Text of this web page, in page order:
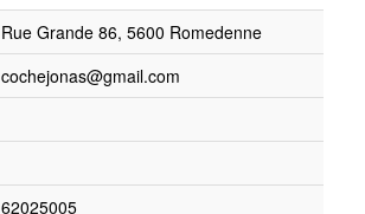
Rue Grande 86, 5600 Romedenne
cochejonas@gmail.com
62025005